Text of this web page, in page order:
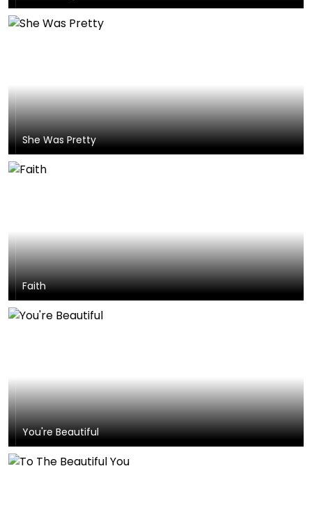
She Was Pretty
Faith
You're Beautiful